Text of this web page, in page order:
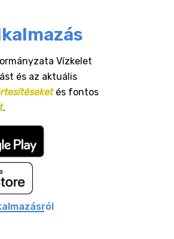
Vízkelet
és az aktuális
és fontos
.